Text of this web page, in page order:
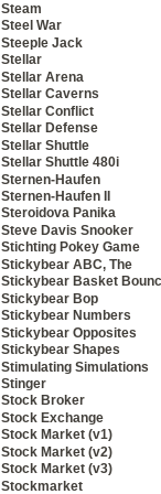
Steam
Steel War
Steeple Jack
Stellar
Stellar Arena
Stellar Caverns
Stellar Conflict
Stellar Defense
Stellar Shuttle
Stellar Shuttle 480i
Sternen-Haufen
Sternen-Haufen II
Steroidova Panika
Steve Davis Snooker
Stichting Pokey Game
Stickybear ABC, The
Stickybear Basket
Stickybear Bop
Stickybear Numbers
Stickybear Opposites
Stickybear Shapes
Stimulating Simulations
Stinger
Stock Broker
Stock Exchange
Stock Market (v1)
Stock Market (v2)
Stock Market (v3)
Stockmarket